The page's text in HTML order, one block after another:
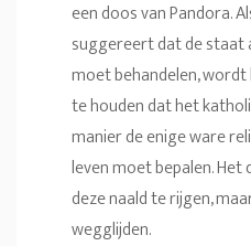
een doos van Pandora.
suggereert dat de staat
moet behandelen,
te houden dat het
manier de enige ware
leven moet bepalen.
deze naald te rijgen,
wegglijden.